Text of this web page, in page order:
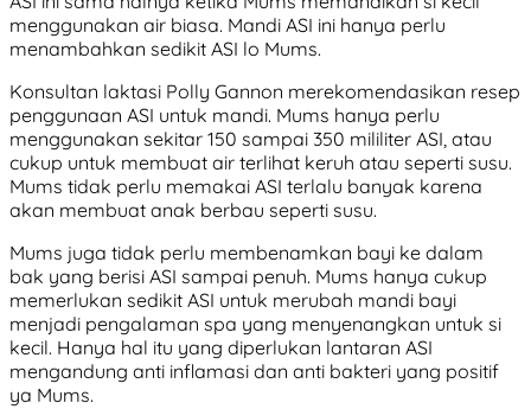
menggunakan air biasa. Mandi ASI ini hanya perlu
menambahkan sedikit ASI lo Mums.
Konsultan laktasi Polly Gannon merekomendasikan resep
penggunaan ASI untuk mandi. Mums hanya perlu
menggunakan sekitar 150 sampai 350 mililiter ASI, atau
cukup untuk membuat air terlihat keruh atau seperti susu.
Mums tidak perlu memakai ASI terlalu banyak karena
akan membuat anak berbau seperti susu.
Mums juga tidak perlu membenamkan bayi ke dalam
bak yang berisi ASI sampai penuh. Mums hanya cukup
memerlukan sedikit ASI untuk merubah mandi bayi
menjadi pengalaman spa yang menyenangkan untuk si
kecil. Hanya hal itu yang diperlukan lantaran ASI
mengandung anti inflamasi dan anti bakteri yang positif
ya Mums.